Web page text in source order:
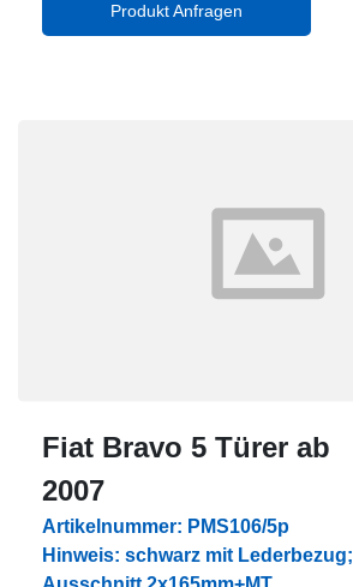
Produkt Anfragen
Fiat Bravo 5 Türer ab
2007
Artikelnummer: PMS106/5p
Hinweis: schwarz mit Lederbezug;